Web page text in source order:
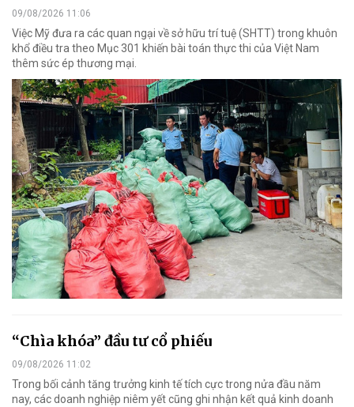
09/08/2026 11:06
Việc Mỹ đưa ra các quan ngại về sở hữu trí tuệ (SHTT) trong khuôn
khổ điều tra theo Mục 301 khiến bài toán thực thi của Việt Nam
thêm sức ép thương mại.
“Chìa khóa” đầu tư cổ phiếu
09/08/2026 11:02
Trong bối cảnh tăng trưởng kinh tế tích cực trong nửa đầu năm
nay, các doanh nghiệp niêm yết cũng ghi nhận kết quả kinh doanh